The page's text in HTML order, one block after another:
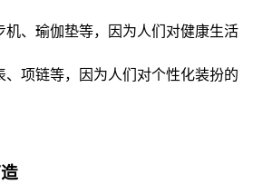
机、瑜伽垫等，因为人们对健康生活
、项链等，因为人们对个性化装扮的